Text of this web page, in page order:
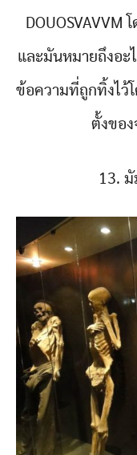
DOUOSVAVVM
และมันหมายถึงอะ
ข้อความที่ถูกทิ้งไว้
ตั้งขอ
13.